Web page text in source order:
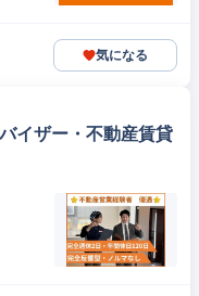
気になる
イザー・不動産賃貸